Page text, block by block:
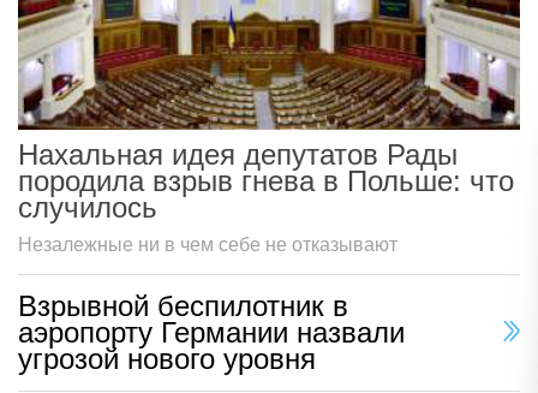
Нахальная идея депутатов Рады
породила взрыв гнева в Польше: что
случилось
Незалежные ни в чем себе не отказывают
Взрывной беспилотник в
аэропорту Германии назвали
угрозой нового уровня